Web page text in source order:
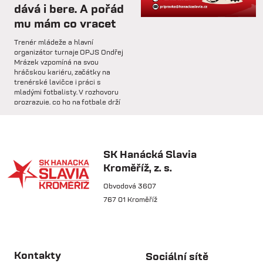
so 31.1.
🅱️ Prohra proti rezervě Gorniku
Zabrze.
so 31.1.
🅱️ DNES HRAJÍ HANÁCI 🔴⚪️Dnes
🏆 VÍTĚZOVÉ ZIMNÍ TIPSPORT
LIGY! 🏆SK Hanácká Slavia
Kroměříž...
přestup...
dává i bere. A pořád
mu mám co vracet
Trenér mládeže a hlavní
organizátor turnaje OPJS Ondřej
Mrázek vzpomíná na svou
hráčskou kariéru, začátky na
trenérské lavičce i práci s
mladými fotbalisty. V rozhovoru
prozrazuje, co ho na fotbale drží
Osobnost týdne:
SK Hanácká Slavia
Kroměříž, z. s.
Obvodová 3607
767 01 Kroměříž
Kontakty Sociální sítě